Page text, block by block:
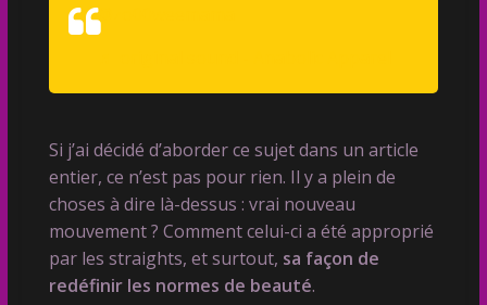
@zo00weemama
Si j’ai décidé d’aborder ce sujet dans un article
entier, ce n’est pas pour rien. Il y a plein de
choses à dire là-dessus : vrai nouveau
mouvement ? Comment celui-ci a été approprié
par les straights, et surtout, sa façon de
redéfinir les normes de beauté.